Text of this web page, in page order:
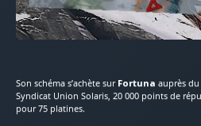
Son schéma s’achète sur Fortuna auprès du
Syndicat Union Solaris, 20 000 points de
pour 75 platines.